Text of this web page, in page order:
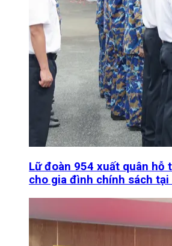
Lữ đoàn 954 xuất quân hỗ
cho gia đình chính sách tại